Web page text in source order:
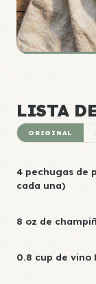
LISTA
ORIGINAL
4 pechugas de
cada una)
8 oz de
0.8 cup de vino